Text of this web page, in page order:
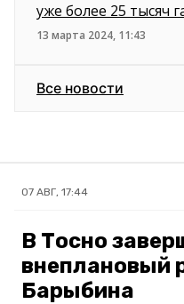
уже более 25 тысяч
13 марта 2024, 11:43
Все новости
07 АВГ, 17:44
В Тосно
внеплановый
Барыбина